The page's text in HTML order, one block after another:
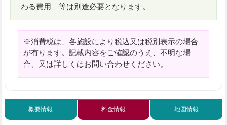
わる費用 等は別途必要となります。
※消費税は、各施設により税込又は税別表示の場合
が有ります。記載内容をご確認のうえ、不明な場
合、又は詳しくはお問い合わせください。
概要情報 料金情報 地図情報